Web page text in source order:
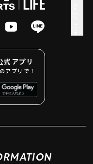
式アプリ
アプリで！